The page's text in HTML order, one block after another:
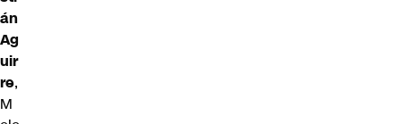
án
Ag
uir
re,
M